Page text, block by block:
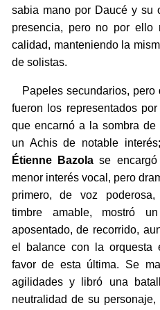
sabia mano por Daucé y su
presencia, pero no por ello
calidad, manteniendo la
de solistas.
Papeles secundarios, pero
fueron los representados
que encarnó a la sombra
un Achis de notable
Étienne Bazola se
menor interés vocal, pero
primero, de voz
timbre amable, mostró
aposentado, de recorrido,
el balance con la orquesta
favor de esta última. Se
agilidades y libró una
neutralidad de su